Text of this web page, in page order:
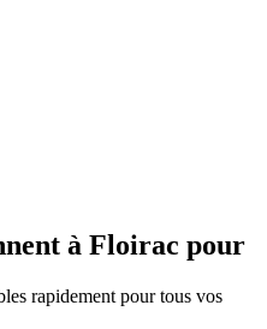
à Floirac pour
rapidement pour tous vos